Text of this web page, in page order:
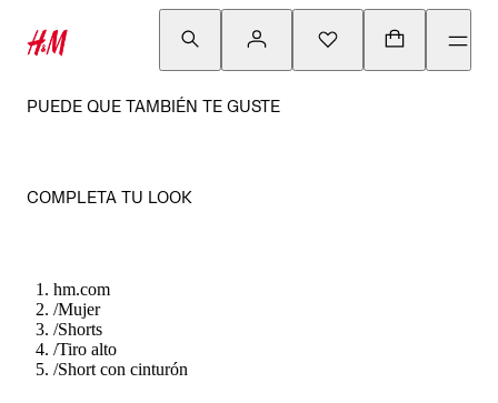
PUEDE QUE TAMBIÉN TE GUSTE
COMPLETA TU LOOK
hm.com
/Mujer
/Shorts
/Tiro alto
/Short con cinturón